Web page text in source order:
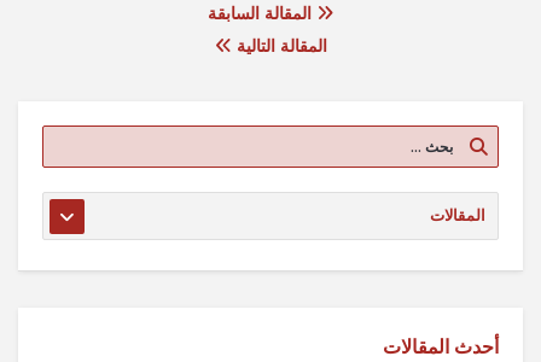
المقالة السابقة
المقالة التالية
أحدث المقالات